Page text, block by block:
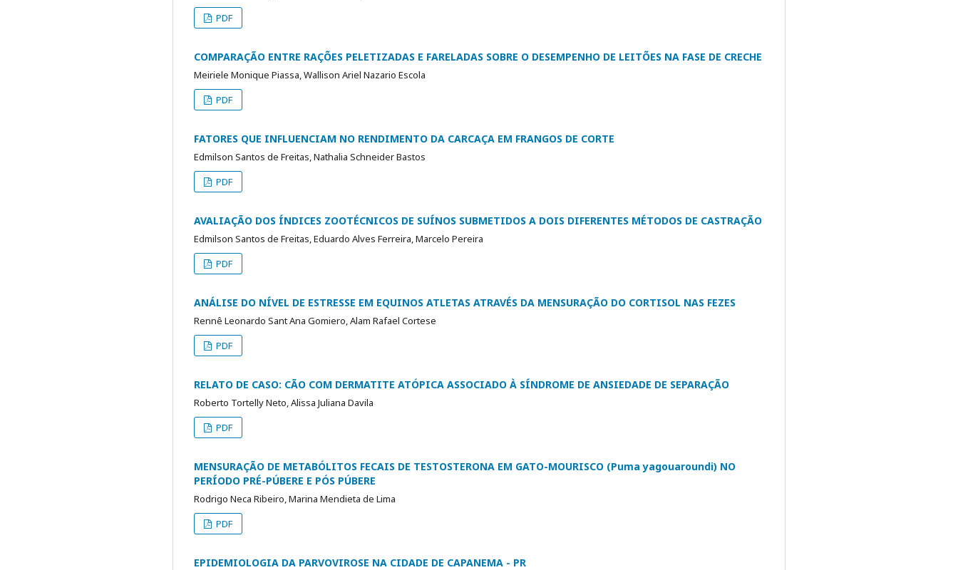
PDF
COMPARAÇÃO ENTRE RAÇÕES PELETIZADAS E FARELADAS SOBRE O DESEMPENHO DE LEITÕES NA FASE DE CRECHE
Meiriele Monique Piassa, Wallison Ariel Nazario Escola
PDF
FATORES QUE INFLUENCIAM NO RENDIMENTO DA CARCAÇA EM FRANGOS DE CORTE
Edmilson Santos de Freitas, Nathalia Schneider Bastos
PDF
AVALIAÇÃO DOS ÍNDICES ZOOTÉCNICOS DE SUÍNOS SUBMETIDOS A DOIS DIFERENTES MÉTODOS DE CASTRAÇÃO
Edmilson Santos de Freitas, Eduardo Alves Ferreira, Marcelo Pereira
PDF
ANÁLISE DO NÍVEL DE ESTRESSE EM EQUINOS ATLETAS ATRAVÉS DA MENSURAÇÃO DO CORTISOL NAS FEZES
Rennê Leonardo Sant Ana Gomiero, Alam Rafael Cortese
PDF
RELATO DE CASO: CÃO COM DERMATITE ATÓPICA ASSOCIADO À SÍNDROME DE ANSIEDADE DE SEPARAÇÃO
Roberto Tortelly Neto, Alissa Juliana Davila
PDF
MENSURAÇÃO DE METABÓLITOS FECAIS DE TESTOSTERONA EM GATO-MOURISCO (Puma yagouaroundi) NO
PERÍODO PRÉ-PÚBERE E PÓS PÚBERE
Rodrigo Neca Ribeiro, Marina Mendieta de Lima
PDF
EPIDEMIOLOGIA DA PARVOVIROSE NA CIDADE DE CAPANEMA - PR